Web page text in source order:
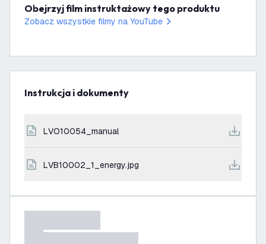
Obejrzyj film instruktażowy tego produktu
Zobacz wszystkie filmy na YouTube
Instrukcja i dokumenty
LVO10054_manual
LVB10002_1_energy.jpg